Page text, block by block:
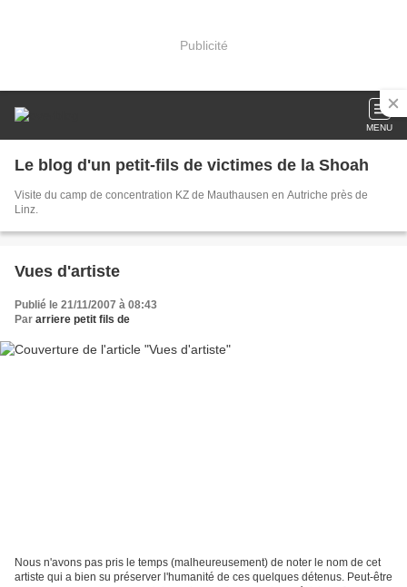
Publicité
MENU
Le blog d'un petit-fils de victimes de la Shoah
Visite du camp de concentration KZ de Mauthausen en Autriche près de
Linz.
Vues d'artiste
Publié le 21/11/2007 à 08:43
Par arriere petit fils de
Nous n'avons pas pris le temps (malheureusement) de noter le nom de cet
artiste qui a bien su préserver l'humanité de ces quelques détenus. Peut-être